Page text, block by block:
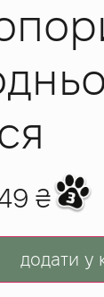
₴
додати у